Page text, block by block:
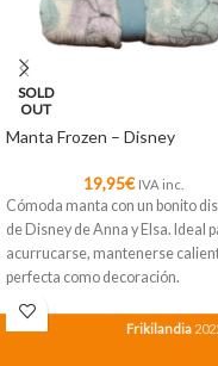
SOLD
OUT
Manta Frozen – Disney
19,95€ IVA inc.
Cómoda manta con un bonito
de Disney de Anna y Elsa. Ideal
acurrucarse, mantenerse
perfecta como decoración.
Frikilandia